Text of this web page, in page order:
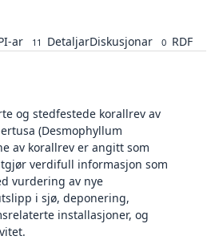
ar 11 DetaljarDiskusjonar 0 RDF
og stedfestede korallrev av
(Desmophyllum
av korallrev er angitt som
verdifull informasjon som
vurdering av nye
i sjø, deponering,
installasjoner, og